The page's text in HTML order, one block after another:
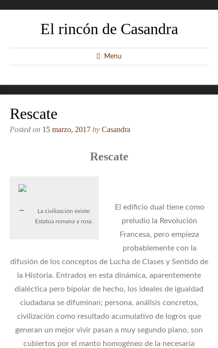
El rincón de Casandra
Menu
Rescate
Posted on 15 marzo, 2017 by Casandra
Rescate
La civilización existe:
Estatua romana y rosa.
El edificio dual tiene como
preludio la Revolución
Francesa, pero empieza
probablemente con la
difusión de los conceptos de Lucha de Clases y Sentido de
la Historia. Entrados en esta dinámica, aparentemente
dialéctica pero bipolar de hecho, los ideales de igualdad
ciudadana se difuminan; persona, análisis concretos,
civilización como resultado acumulativo de logros que
generan un mejor vivir pasan a muy segundo plano, son
cubiertos por el manto homogéneo de la necesaria